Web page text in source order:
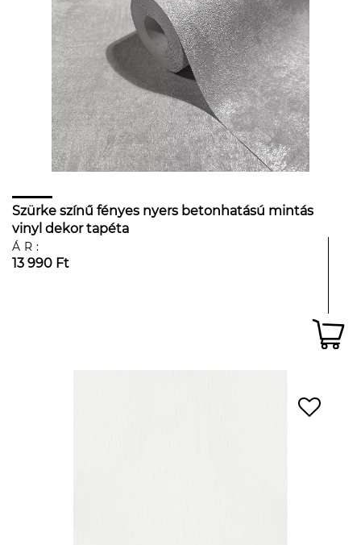
Szürke színű fényes nyers betonhatású mintás
vinyl dekor tapéta
ÁR:
13 990 Ft